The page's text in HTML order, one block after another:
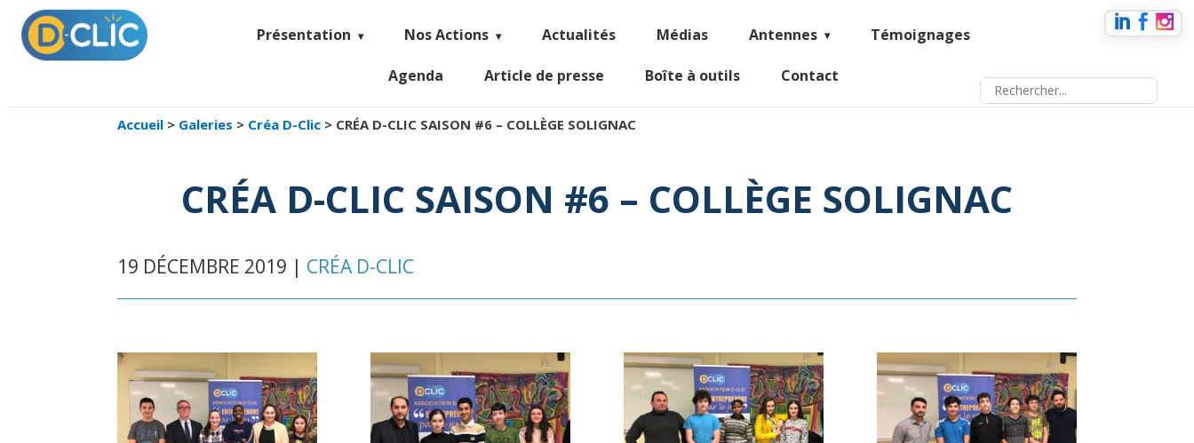
Présentation Nos Actions Actualités Médias Antennes Témoignages
Agenda Article de presse Boîte à outils Contact
Accueil > Galeries > Créa D-Clic > CRÉA D-CLIC SAISON #6 – COLLÈGE SOLIGNAC
CRÉA D-CLIC SAISON #6 – COLLÈGE SOLIGNAC
19 DÉCEMBRE 2019 | CRÉA D-CLIC